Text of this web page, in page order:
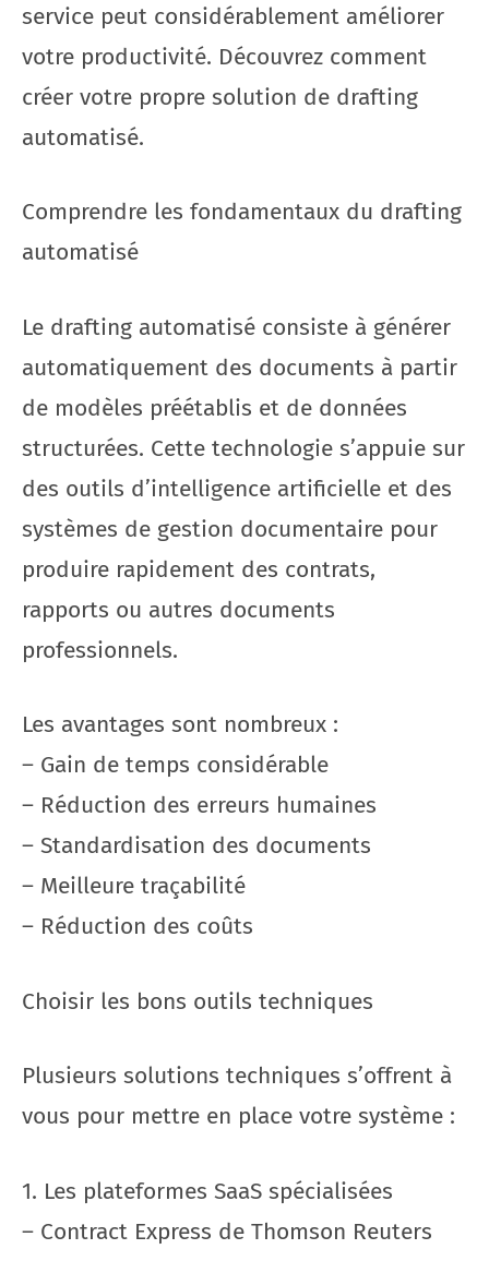
service peut considérablement améliorer
votre productivité. Découvrez comment
créer votre propre solution de drafting
automatisé.
Comprendre les fondamentaux du drafting
automatisé
Le drafting automatisé consiste à générer
automatiquement des documents à partir
de modèles préétablis et de données
structurées. Cette technologie s’appuie sur
des outils d’intelligence artificielle et des
systèmes de gestion documentaire pour
produire rapidement des contrats,
rapports ou autres documents
professionnels.
Les avantages sont nombreux :
– Gain de temps considérable
– Réduction des erreurs humaines
– Standardisation des documents
– Meilleure traçabilité
– Réduction des coûts
Choisir les bons outils techniques
Plusieurs solutions techniques s’offrent à
vous pour mettre en place votre système :
1. Les plateformes SaaS spécialisées
– Contract Express de Thomson Reuters